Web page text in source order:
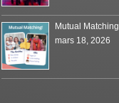
Mutual Matching
mars 18, 2026